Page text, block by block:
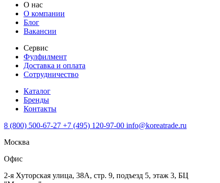
О нас
О компании
Блог
Вакансии
Сервис
Фулфилмент
Доставка и оплата
Сотрудничество
Каталог
Бренды
Контакты
8 (800) 500-67-27 +7 (495) 120-97-00 info@koreatrade.ru
Москва
Офис
2-я Хуторская улица, 38А, стр. 9, подъезд 5, этаж 3, БЦ